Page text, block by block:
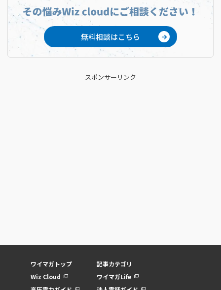
無料相談はこちら
スポンサーリンク
ワイマガトップ
記事カテゴリ
Wiz Cloud
ワイマガLife